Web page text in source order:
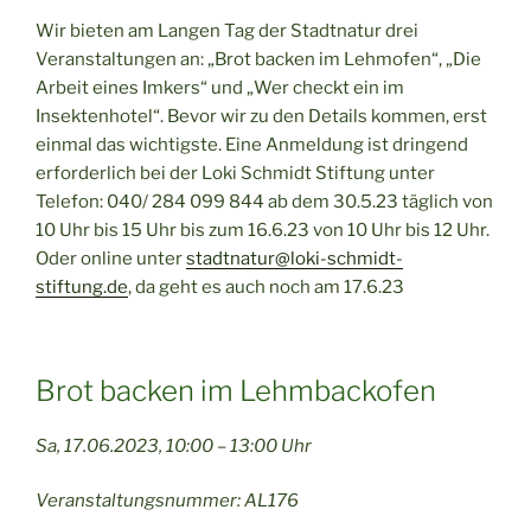
Wir bieten am Langen Tag der Stadtnatur drei
Veranstaltungen an: „Brot backen im Lehmofen“, „Die
Arbeit eines Imkers“ und „Wer checkt ein im
Insektenhotel“. Bevor wir zu den Details kommen, erst
einmal das wichtigste. Eine Anmeldung ist dringend
erforderlich bei der Loki Schmidt Stiftung unter
Telefon: 040/ 284 099 844 ab dem 30.5.23 täglich von
10 Uhr bis 15 Uhr bis zum 16.6.23 von 10 Uhr bis 12 Uhr.
Oder online unterstadtnatur@loki-schmidt-
stiftung.de, da geht es auch noch am 17.6.23
Brot backen im Lehmbackofen
Sa, 17.06.2023, 10:00 – 13:00 Uhr
Veranstaltungsnummer: AL176